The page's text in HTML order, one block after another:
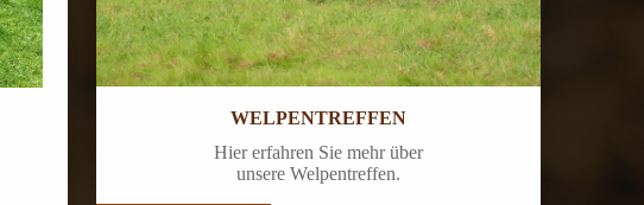
WELPENTREFFEN
Hier erfahren Sie mehr über
unsere Welpentreffen.